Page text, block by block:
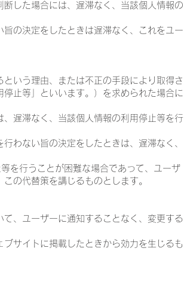
した場合には、遅滞なく、当該個人情報の
の決定をしたときは遅滞なく、これをユー
いう理由、または不正の手段により取得さ
止等」といいます。）を求められた場合に
遅滞なく、当該個人情報の利用停止等を行
わない旨の決定をしたときは、遅滞なく、
を行うことが困難な場合であって、ユーザ
の代替策を講じるものとします。
、ユーザーに通知することなく、変更する
サイトに掲載したときから効力を生じるも